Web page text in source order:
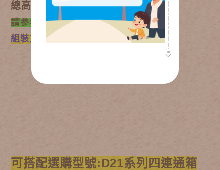
總高度可為:35公分
請參考Youtube
組裝方式
可搭配選購型號:D21系列四連通箱